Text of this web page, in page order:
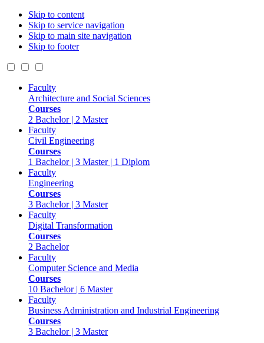
Skip to content
Skip to service navigation
Skip to main site navigation
Skip to footer
Faculty
Architecture and Social Sciences
Courses
2 Bachelor | 2 Master
Faculty
Civil Engineering
Courses
1 Bachelor | 3 Master | 1 Diplom
Faculty
Engineering
Courses
3 Bachelor | 3 Master
Faculty
Digital Transformation
Courses
2 Bachelor
Faculty
Computer Science and Media
Courses
10 Bachelor | 6 Master
Faculty
Business Administration and Industrial Engineering
Courses
3 Bachelor | 3 Master